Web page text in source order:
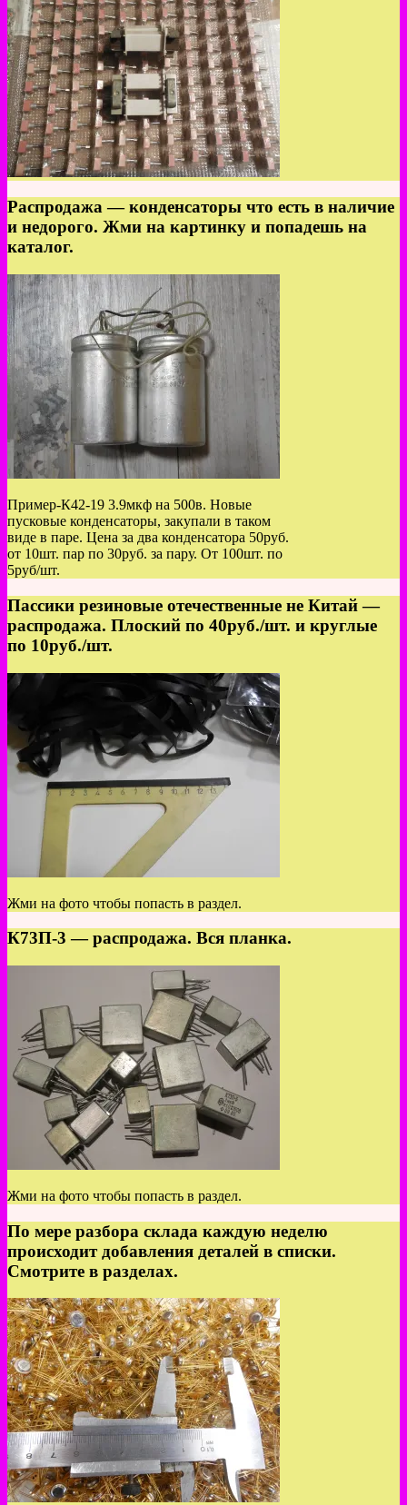
Распродажа — конденсаторы что есть в наличие
и недорого. Жми на картинку и попадешь на
каталог.
Пример-К42-19 3.9мкф на 500в. Новые
пусковые конденсаторы, закупали в таком
виде в паре. Цена за два конденсатора 50руб.
от 10шт. пар по 30руб. за пару. От 100шт. по
5руб/шт.
Пассики резиновые отечественные не Китай —
распродажа. Плоский по 40руб./шт. и круглые
по 10руб./шт.
Жми на фото чтобы попасть в раздел.
К73П-3 — распродажа. Вся планка.
Жми на фото чтобы попасть в раздел.
По мере разбора склада каждую неделю
происходит добавления деталей в списки.
Смотрите в разделах.